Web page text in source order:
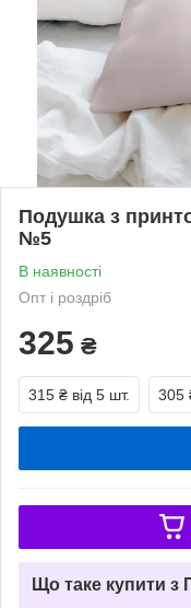
Подушка з
№5
В наявності
Опт і роздріб
325 ₴
315 ₴ від 5 шт. 305
Що таке купити з